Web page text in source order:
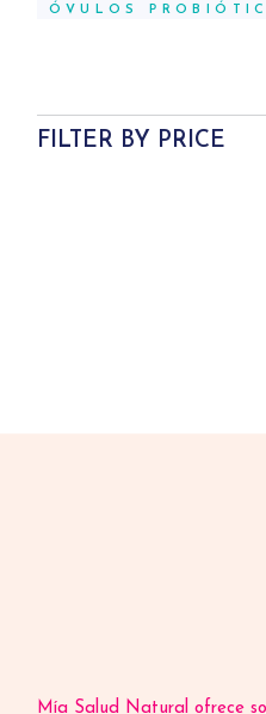
ÓVULOS
FILTER BY PRICE
Mía Salud Natural ofrece